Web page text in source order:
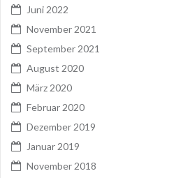
Juni 2022
November 2021
September 2021
August 2020
März 2020
Februar 2020
Dezember 2019
Januar 2019
November 2018